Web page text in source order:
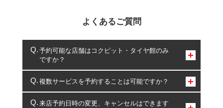
よくあるご質問
予約可能な店舗はコクピット・タイヤ館のみ
ですか？
コクピット・タイヤ館のみとなります。
複数サービスを予約することは可能ですか？
複数サービスのご予約は可能です。
来店予約日時の変更、キャンセルはできます